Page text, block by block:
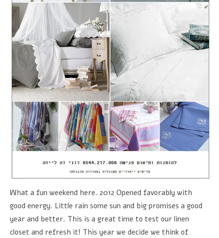
What a fun weekend here. 2012 Opened favorably with
good energy. Little rain some sun and big promises a good
year and better. This is a great time to test our linen
closet and refresh it! This year we decide we think of